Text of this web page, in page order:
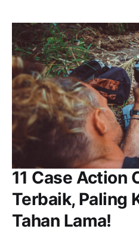
11 Case Action
Terbaik, Paling
Tahan Lama!